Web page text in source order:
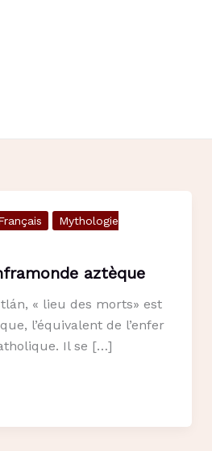
Mythologie
aztèque
« lieu des morts» est
l’équivalent de l’enfer
Il se […]